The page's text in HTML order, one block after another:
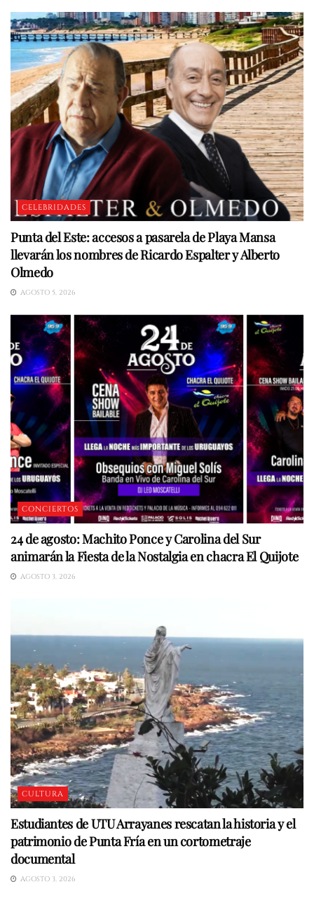
CELEBRIDADES
Punta del Este: accesos a pasarela de Playa Mansa
llevarán los nombres de Ricardo Espalter y Alberto
Olmedo
AGOSTO 5, 2026
CONCIERTOS
24 de agosto: Machito Ponce y Carolina del Sur
animarán la Fiesta de la Nostalgia en chacra El Quijote
AGOSTO 3, 2026
CULTURA
Estudiantes de UTU Arrayanes rescatan la historia y el
patrimonio de Punta Fría en un cortometraje
documental
AGOSTO 3, 2026